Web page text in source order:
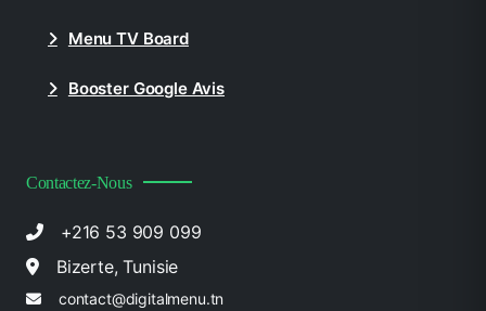
Menu TV Board
Booster Google Avis
Contactez-Nous
+216 53 909 099
Bizerte, Tunisie
contact@digitalmenu.tn